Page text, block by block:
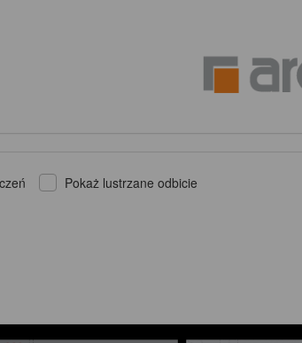
Pokaż lustrzane odbicie